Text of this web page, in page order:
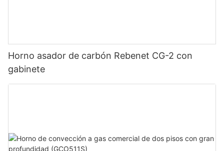
Horno asador de carbón Rebenet CG-2 con
gabinete